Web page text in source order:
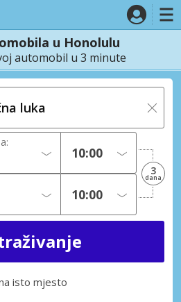
u Honolulu
automobil u 3 minute
3
dana
isto mjesto